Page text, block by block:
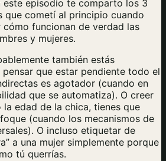
este episodio te comparto los 3
que cometí al principio cuando
cómo funcionan de verdad las
y mujeres.
también estás
que estar pendiente todo el
es agotador (cuando en
que se automatiza). O creer
la edad de la chica, tienes que
(cuando los mecanismos de
O incluso etiquetar de
a una mujer simplemente porque
tú querrías.